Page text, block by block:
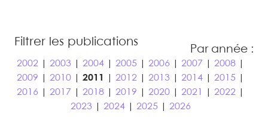
Filtrer les publications
Par année :
2002| 2003| 2004| 2005| 2006 2007 2008|
2009
2010| 2011 2012| 2013| 2014| 2015|
2016
2017 2018| 2019 2020| 2021 2022|
2023| 2024| 2025| 2026